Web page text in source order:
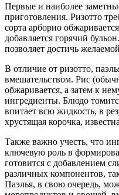
Первые и наиболее
приготовления. Ризотто
сорта арборио
добавляется горячий
позволяет достичь
В отличие от ризотто,
вмешательством. Рис
обжаривается, а затем к
ингредиенты. Блюдо
впитает всю жидкость, в
хрустящая корочка,
Также важно учесть, что
ключевую роль в
готовится с добавлением
различных компонентов,
Паэлья, в свою очередь,